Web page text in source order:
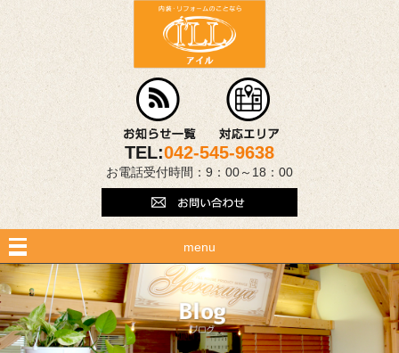
TEL:042-545-9638
お電話受付時間：9：00～18：00
menu